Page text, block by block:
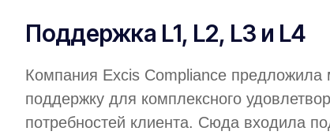
Поддержка L1, L2, L3 и L4
Компания Excis Compliance предложила
поддержку для комплексного
потребностей клиента. Сюда входила